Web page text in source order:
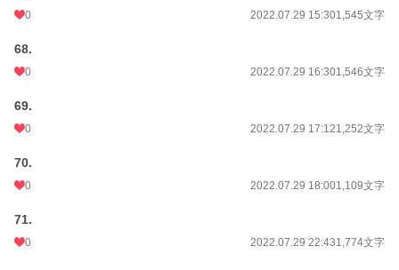
0 2022.07.29 15:301,545文字
68.
0 2022.07.29 16:301,546文字
69.
0 2022.07.29 17:121,252文字
70.
0 2022.07.29 18:001,109文字
71.
0 2022.07.29 22:431,774文字